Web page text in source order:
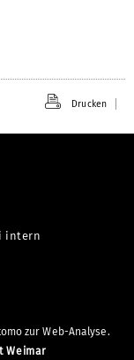
Drucken
intern
zur Web-Analyse.
Weimar